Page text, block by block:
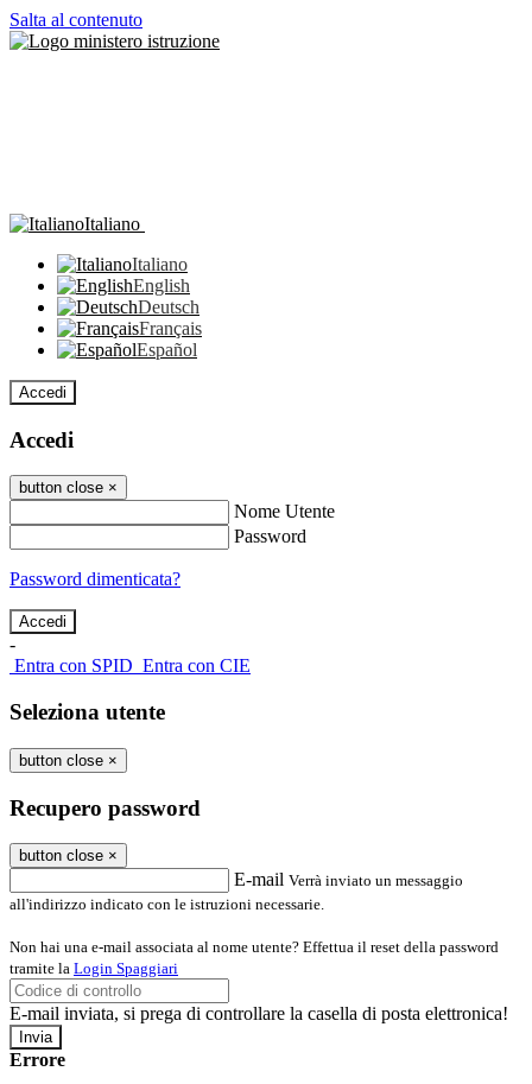
Salta al contenuto
Italiano
Italiano
English
Deutsch
Français
Español
Accedi
Accedi
button close ×
Nome Utente
Password
Password dimenticata?
-
Entra con SPID Entra con CIE
Seleziona utente
button close ×
Recupero password
button close ×
E-mail Verrà inviato un messaggio
all'indirizzo indicato con le istruzioni necessarie.
Non hai una e-mail associata al nome utente? Effettua il reset della password
tramite la Login Spaggiari
E-mail inviata, si prega di controllare la casella di posta elettronica!
Errore